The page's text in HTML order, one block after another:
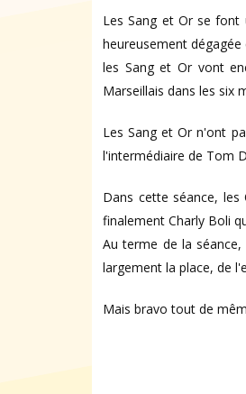
Les Sang et Or se font
heureusement
les Sang et Or vont
Marseillais dans les six
Les Sang et Or n'ont
l'intermédiaire de Tom
Dans cette séance,
finalement Charly Boli
Au terme de la
largement la place, de
Mais bravo tout de